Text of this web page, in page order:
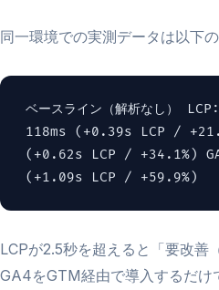
同一環境での実測データは以下の
ベースライン（解析なし）
118ms (+0.39s LCP /
(+0.62s LCP / +34.1%)
(+1.09s LCP / +59.9%)
LCPが2.5秒を超えると「要改
GA4をGTM経由で導入するだけ